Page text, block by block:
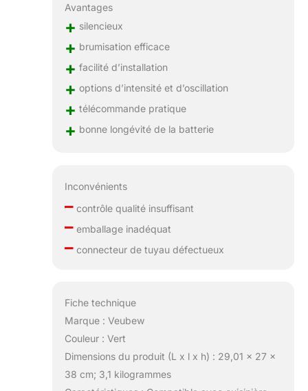
camping en plein air
fonctionnels
avant de quitter
l'usine. Si vous
entière satisfaction.
Avantages
+ silencieux
+ brumisation efficace
+ facilité d’installation
+ options d’intensité et d’oscillation
+ télécommande pratique
+ bonne longévité de la batterie
Inconvénients
–contrôle qualité insuffisant
–emballage inadéquat
–connecteur de tuyau défectueux
Fiche technique
Marque : Veubew
Couleur : Vert
Dimensions du produit (L x l x h) : 29,01 x 27 x
38 cm; 3,1 kilogrammes